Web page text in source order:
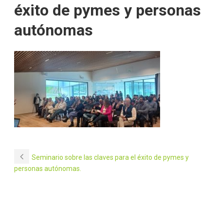
éxito de pymes y personas
autónomas
Seminario sobre las claves para el éxito de pymes y
personas autónomas.